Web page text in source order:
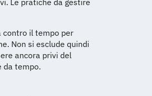
Le pratiche da gestire
contro il tempo per
Non si esclude quindi
ancora privi del
da tempo.